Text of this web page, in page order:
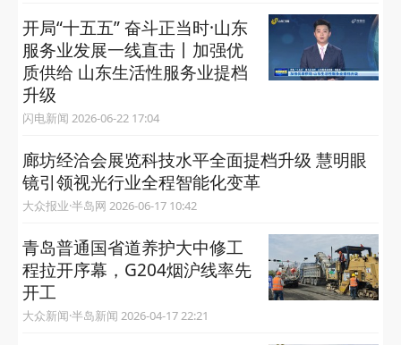
开局“十五五” 奋斗正当时·山东
服务业发展一线直击丨加强优
质供给 山东生活性服务业提档
升级
闪电新闻 2026-06-22 17:04
廊坊经洽会展览科技水平全面提档升级 慧明眼
镜引领视光行业全程智能化变革
大众报业·半岛网 2026-06-17 10:42
青岛普通国省道养护大中修工
程拉开序幕，G204烟沪线率先
开工
大众新闻·半岛新闻 2026-04-17 22:21